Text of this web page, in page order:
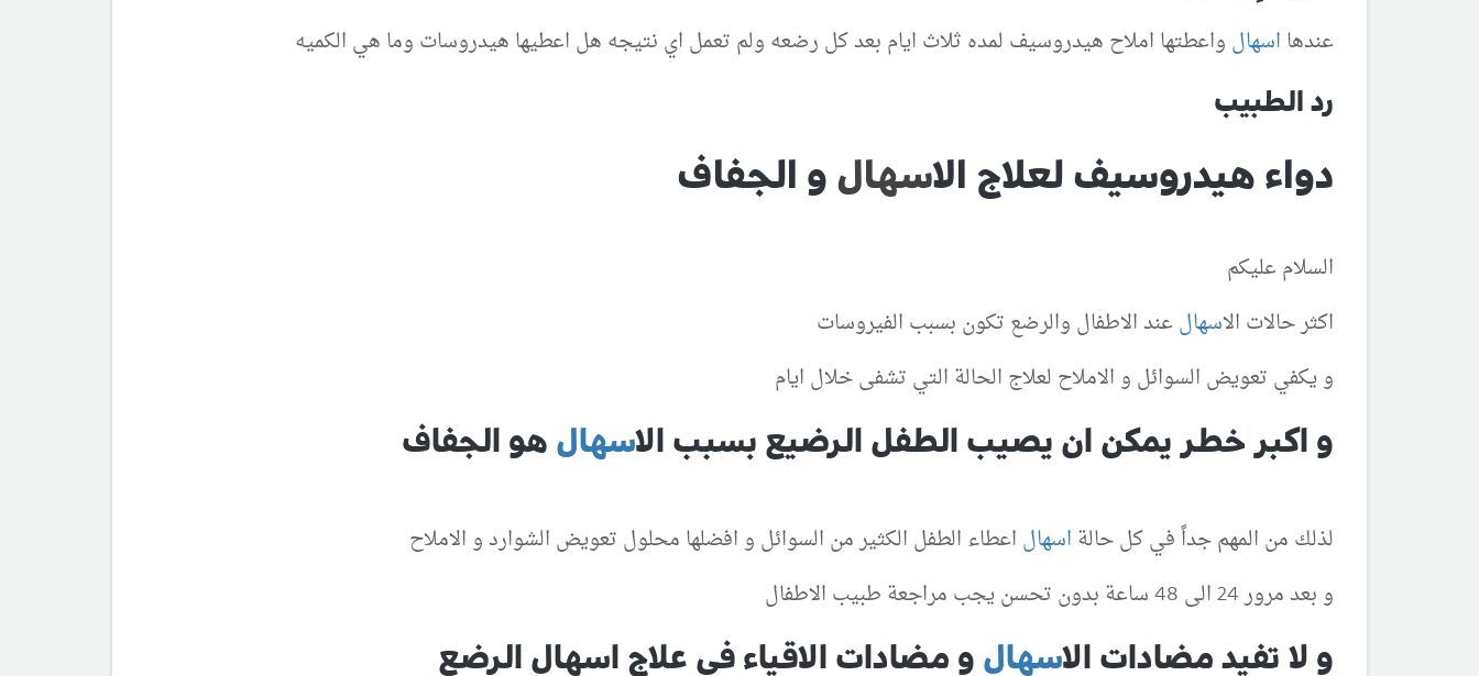
عندها اسهال واعطتها املاح هيدروسيف لمده ثلاث ايام بعد كل رضعه ولم تعمل اي نتيجه هل اعطيها هيدروسات وما هي الكميه
رد الطبيب
دواء هيدروسيف لعلاج الاسهال و الجفاف
السلام عليكم
اكثر حالات الاسهال عند الاطفال والرضع تكون بسبب الفيروسات
و يكفي تعويض السوائل و الاملاح لعلاج الحالة التي تشفى خلال ايام
و اكبر خطر يمكن ان يصيب الطفل الرضيع بسبب الاسهال هو الجفاف
لذلك من المهم جداً في كل حالة اسهال اعطاء الطفل الكثير من السوائل و افضلها محلول تعويض الشوارد و الاملاح
و بعد مرور 24 الى 48 ساعة بدون تحسن يجب مراجعة طبيب الاطفال
و لا تفيد مضادات الاسهال و مضادات الاقياء في علاج اسهال الرضع